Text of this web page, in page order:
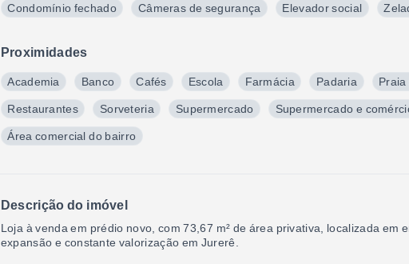
Condomínio fechado Câmeras de segurança Elevador social
Proximidades
Academia Banco Cafés Escola Farmácia Padaria Praia
Restaurantes Sorveteria Supermercado Supermercado e
Área comercial do bairro
Descrição do imóvel
Loja à venda em prédio novo, com 73,67 m² de área privativa, localizada em
expansão e constante valorização em Jurerê.